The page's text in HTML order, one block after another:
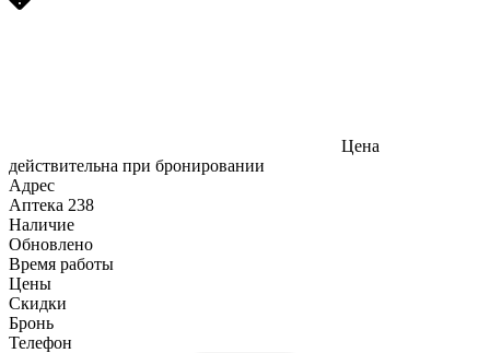
Цена
действительна при бронировании
Адрес
Аптека 238
Наличие
Обновлено
Время работы
Цены
Скидки
Бронь
Телефон